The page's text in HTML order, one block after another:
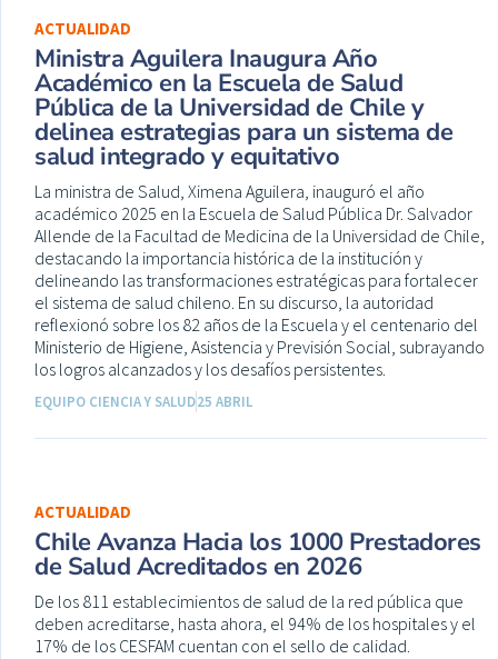
ACTUALIDAD
Ministra Aguilera Inaugura Año
Académico en la Escuela de Salud
Pública de la Universidad de Chile y
delinea estrategias para un sistema de
salud integrado y equitativo
La ministra de Salud, Ximena Aguilera, inauguró el año
académico 2025 en la Escuela de Salud Pública Dr. Salvador
Allende de la Facultad de Medicina de la Universidad de Chile,
destacando la importancia histórica de la institución y
delineando las transformaciones estratégicas para fortalecer
el sistema de salud chileno. En su discurso, la autoridad
reflexionó sobre los 82 años de la Escuela y el centenario del
Ministerio de Higiene, Asistencia y Previsión Social, subrayando
los logros alcanzados y los desafíos persistentes.
EQUIPO CIENCIA Y SALUD25 ABRIL
ACTUALIDAD
Chile Avanza Hacia los 1000 Prestadores
de Salud Acreditados en 2026
De los 811 establecimientos de salud de la red pública que
deben acreditarse, hasta ahora, el 94% de los hospitales y el
17% de los CESFAM cuentan con el sello de calidad.